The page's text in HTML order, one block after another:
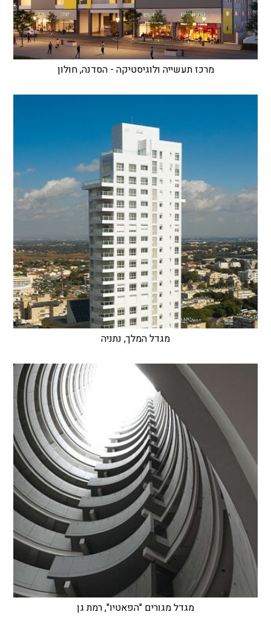
מרכז תעשייה ולוגיסטיקה - הסדנה, חולון
מגדל המלך, נתניה
מגדל מגורים "הפאטיו", רמת גן